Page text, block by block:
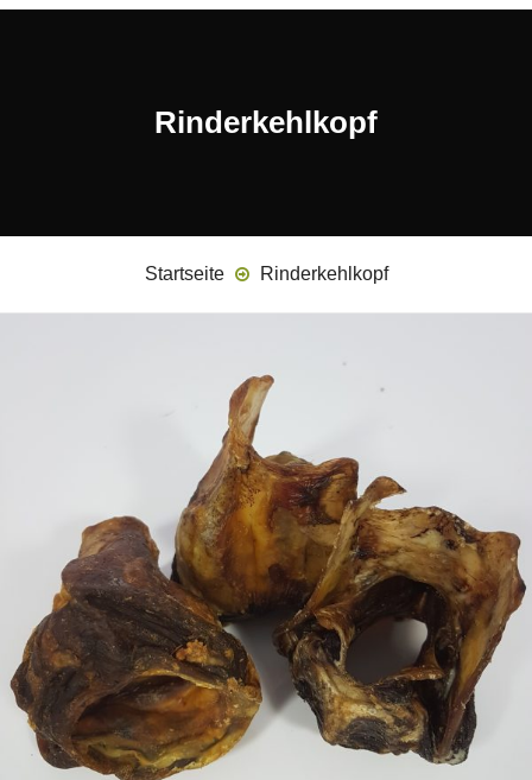
Rinderkehlkopf
Startseite Rinderkehlkopf